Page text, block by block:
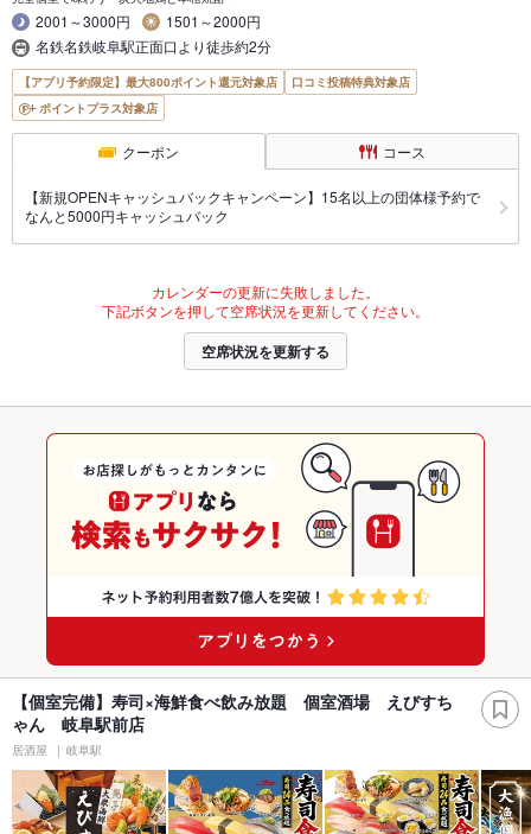
2001～3000円
1501～2000円
名鉄名鉄岐阜駅正面口より徒歩約2分
【アプリ予約限定】最大800ポイント還元対象店
口コミ投稿特典対象店
ポイントプラス対象店
クーポン コース
【新規OPENキャッシュバックキャンペーン】15名以上の団体様予約で
なんと5000円キャッシュバック
カレンダーの更新に失敗しました。
下記ボタンを押して空席状況を更新してください。
空席状況を更新する
【個室完備】寿司×海鮮食べ飲み放題 個室酒場 えびすち
ゃん 岐阜駅前店
居酒屋 岐阜駅